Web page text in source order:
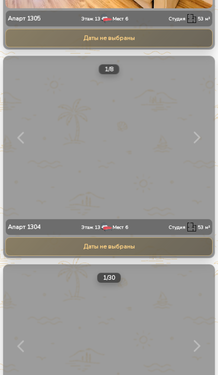
Апарт 1305 Этаж 13 Мест 6 Студия 53 м²
Даты не выбраны
1/8
Апарт 1304 Этаж 13 Мест 6 Студия 53 м²
Даты не выбраны
1/30